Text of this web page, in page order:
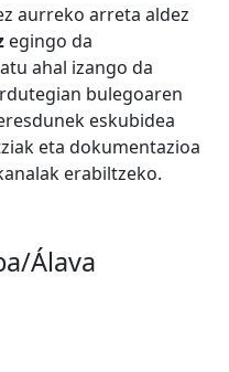
aurreko arreta aldez
egingo da
ahal izango da
bulegoaren
eskubidea
eta dokumentazioa
erabiltzeko.
Álava